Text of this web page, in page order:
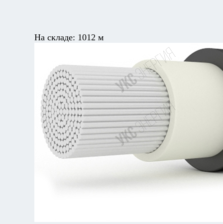
На складе: 1012 м